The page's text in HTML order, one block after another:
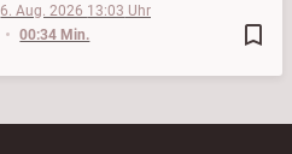
bookmark_border
6. Aug. 2026 13:03
00:34 Min.